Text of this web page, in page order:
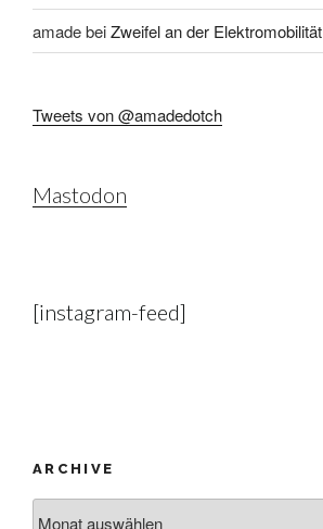
amadebeiZweifel an der Elektromobilität
Tweets von @amadedotch
Mastodon
[instagram-feed]
ARCHIVE